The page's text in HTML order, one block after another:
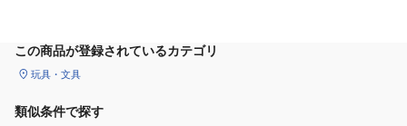
この商品が登録されているカテゴリ
玩具・文具
類似条件で探す